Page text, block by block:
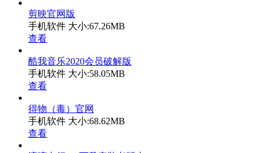
剪映官网版
手机软件 大小:67.26MB
查看
酷我音乐2020会员破解版
手机软件 大小:58.05MB
查看
得物（毒）官网
手机软件 大小:68.62MB
查看